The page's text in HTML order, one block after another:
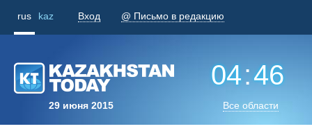
rus kaz Вход @ Письмо в редакцию
29 июня 2015
04:46
Все области